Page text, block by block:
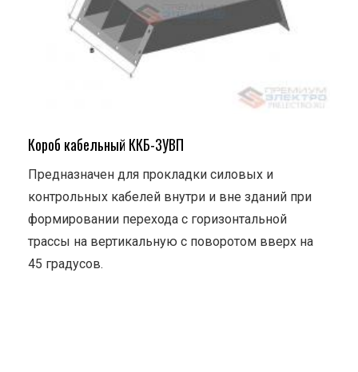
Короб кабельный ККБ-3УВП
Предназначен для прокладки силовых и
контрольных кабелей внутри и вне зданий при
формировании перехода с горизонтальной
трассы на вертикальную с поворотом вверх на
45 градусов.